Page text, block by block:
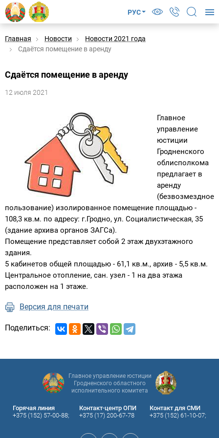
РУС
Главная Новости
Новости 2021 года
Сдаётся помещение в аренду
Сдаётся помещение в аренду
12 июля 2021
Главное
управление
юстиции
Гродненского
облисполкома
предлагает в
аренду
(безвозмездное
пользование) изолированное помещение площадью -
108,3 кв.м. по адресу: г.Гродно, ул. Социалистическая, 35
(здание архива органов ЗАГСа).
Помещение представляет собой 2 этаж двухэтажного
здания.
5 кабинетов общей площадью - 61,1 кв.м., архив - 5,5 кв.м.
Центральное отопление, сан. узел - 1 на два этажа
расположен на 1 этаже.
Версия для печати
Поделиться:
Главное управление юстиции
Гродненского областного
исполнительного комитета
Горячая линия
+375 (152) 57-00-88;
Контакт-центр ОПИ
+375 (17) 200-67-78
Контакт для СМИ
+375 (152) 61-10-07;